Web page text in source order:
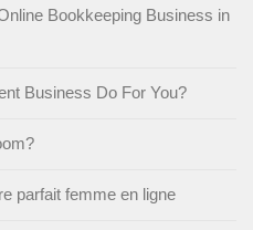
Bookkeeping Business in
Business Do For You?
parfait femme en ligne